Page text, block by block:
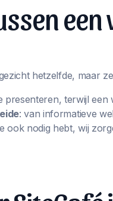
een
hetzelfde, maar
presenteren, terwijl
: van informatieve
ook nodig hebt, wij